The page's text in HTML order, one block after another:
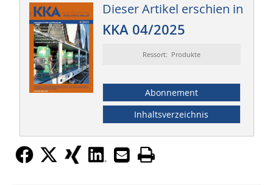
Dieser Artikel erschien in
KKA 04/2025
Ressort: Produkte
Abonnement
Inhaltsverzeichnis